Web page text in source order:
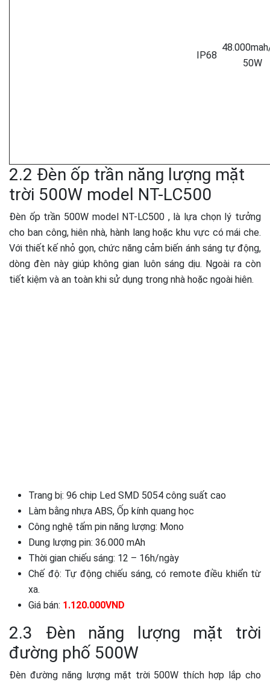
IP68
50W
2.2 Đèn ốp trần năng lượng mặt
trời 500W model NT-LC500
Đèn ốp trần 500W model NT-LC500 , là lựa chọn lý tưởng
cho ban công, hiên nhà, hành lang hoặc khu vực có mái che.
Với thiết kế nhỏ gọn, chức năng cảm biến ánh sáng tự động,
dòng đèn này giúp không gian luôn sáng dịu. Ngoài ra còn
tiết kiệm và an toàn khi sử dụng trong nhà hoặc ngoài hiên.
Trang bị: 96 chip Led SMD 5054 công suất cao
Làm bằng nhựa ABS, Ốp kính quang học
Công nghệ tấm pin năng lượng: Mono
Dung lượng pin: 36.000 mAh
Thời gian chiếu sáng: 12 – 16h/ngày
Chế độ: Tự động chiếu sáng, có remote điều khiển từ
xa.
Giá bán: 1.120.000VND
2.3 Đèn năng lượng mặt trời
đường phố 500W
Đèn đường năng lượng mặt trời 500W thích hợp lắp cho